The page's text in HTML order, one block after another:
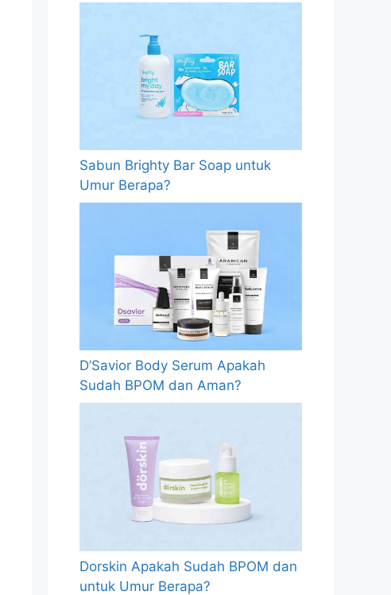
Sabun Brighty Bar Soap untuk
Umur Berapa?
D’Savior Body Serum Apakah
Sudah BPOM dan Aman?
Dorskin Apakah Sudah BPOM dan
untuk Umur Berapa?